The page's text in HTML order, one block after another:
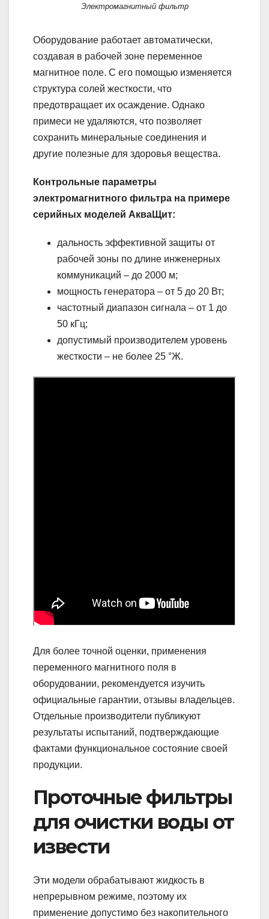
Электромагнитный фильтр
Оборудование работает автоматически,
создавая в рабочей зоне переменное
магнитное поле. С его помощью изменяется
структура солей жесткости, что
предотвращает их осаждение. Однако
примеси не удаляются, что позволяет
сохранить минеральные соединения и
другие полезные для здоровья вещества.
Контрольные параметры
электромагнитного фильтра на примере
серийных моделей АкваЩит:
дальность эффективной защиты от
рабочей зоны по длине инженерных
коммуникаций – до 2000 м;
мощность генератора – от 5 до 20 Вт;
частотный диапазон сигнала – от 1 до
50 кГц;
допустимый производителем уровень
жесткости – не более 25 °Ж.
Для более точной оценки, применения
переменного магнитного поля в
оборудовании, рекомендуется изучить
официальные гарантии, отзывы владельцев.
Отдельные производители публикуют
результаты испытаний, подтверждающие
фактами функциональное состояние своей
продукции.
Проточные фильтры
для очистки воды от
извести
Эти модели обрабатывают жидкость в
непрерывном режиме, поэтому их
применение допустимо без накопительного